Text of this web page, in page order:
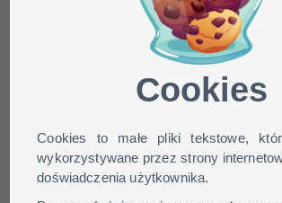
Cookies
Cookies to małe pliki tekstowe,
wykorzystywane przez strony
doświadczenia użytkownika.